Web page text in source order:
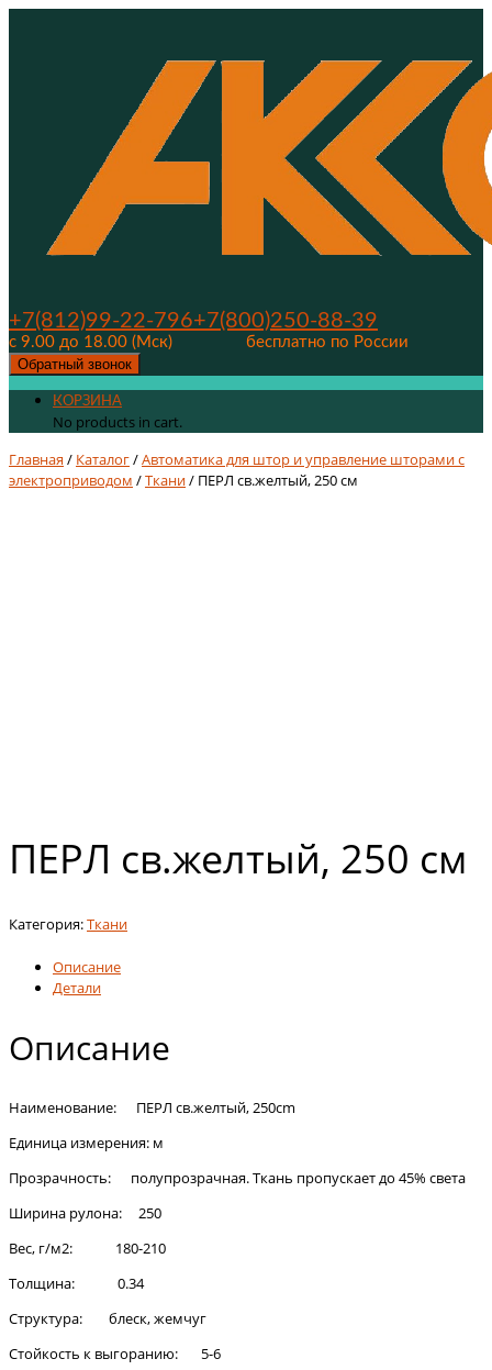
+7(812)99-22-796+7(800)250-88-39
с 9.00 до 18.00 (Мск)
бесплатно по России
Обратный звонок
КОРЗИНА
No products in cart.
Главная/ Каталог/Автоматика для штор и управление шторами с
электроприводом /Ткани/ ПЕРЛ св.желтый, 250 см
ПЕРЛ св.желтый, 250 см
Категория:Ткани
Описание
Детали
Описание
Наименование: ПЕРЛ св.желтый, 250cm
Единица измерения: м
Прозрачность: полупрозрачная. Ткань пропускает до 45% света
Ширина рулона: 250
Вес, г/м2: 180-210
Толщина: 0.34
Структура: блеск, жемчуг
Стойкость к выгоранию: 5-6